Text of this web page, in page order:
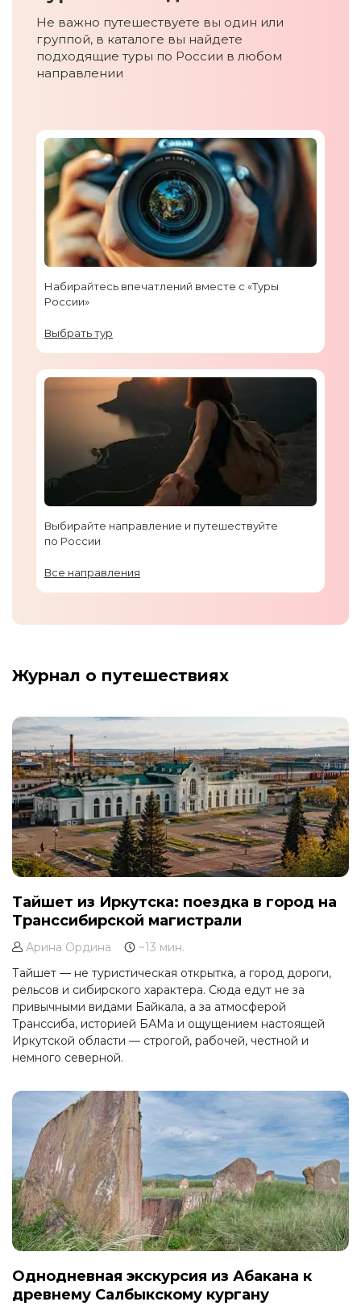
Не важно путешествуете вы один или
группой, в каталоге вы найдете
подходящие туры по России в любом
направлении
Набирайтесь впечатлений вместе с «Туры
России»
Выбрать тур
Выбирайте направление и путешествуйте
по России
Все направления
Журнал о путешествиях
Тайшет из Иркутска: поездка в город на
Транссибирской магистрали
Арина Ордина
~13 мин.
Тайшет — не туристическая открытка, а город дороги,
рельсов и сибирского характера. Сюда едут не за
привычными видами Байкала, а за атмосферой
Транссиба, историей БАМа и ощущением настоящей
Иркутской области — строгой, рабочей, честной и
немного северной.
Однодневная экскурсия из Абакана к
древнему Салбыкскому кургану